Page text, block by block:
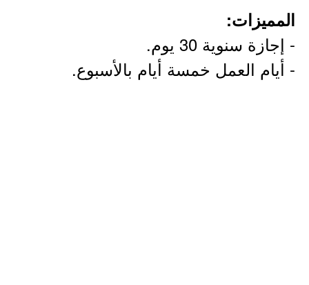
المميزات:
- إجازة سنوية 30 يوم.
- أيام العمل خمسة أيام بالأسبوع.